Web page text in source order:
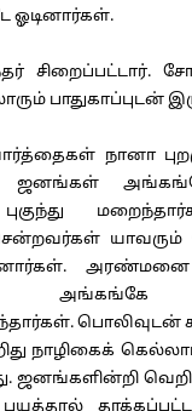
ஓடினார்கள்.
பாதுகாப்புடன்
நானா
ஜனங்கள்
யாவரும்
அரண்மனை
அங்கங்கே
நாழிகைக்
ஜனங்களின்றி